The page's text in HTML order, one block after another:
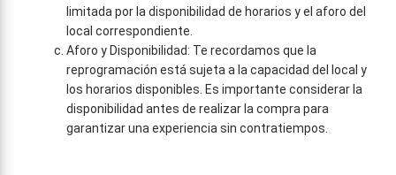
limitada por la disponibilidad de horarios y el aforo del
local correspondiente.
Aforo y Disponibilidad: Te recordamos que la
reprogramación está sujeta a la capacidad del local y
los horarios disponibles. Es importante considerar la
disponibilidad antes de realizar la compra para
garantizar una experiencia sin contratiempos.